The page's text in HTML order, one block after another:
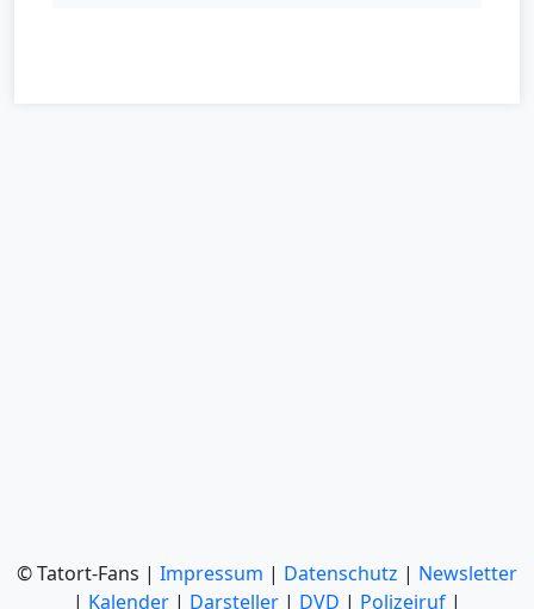
© Tatort-Fans | Impressum | Datenschutz | Newsletter
| Kalender | Darsteller | DVD | Polizeiruf |